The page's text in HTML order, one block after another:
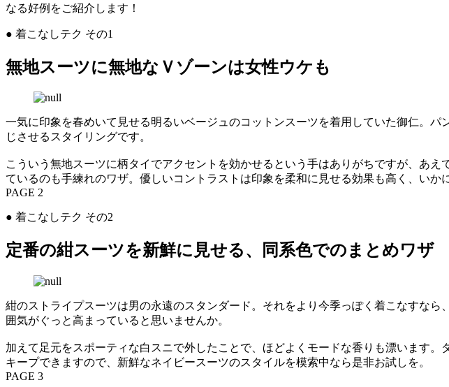
なる好例をご紹介します！
● 着こなしテク その1
無地スーツに無地なＶゾーンは女性ウケも
一気に印象を春めいて見せる明るいベージュのコットンスーツを着用していた御仁。
じさせるスタイリングです。
こういう無地スーツに柄タイでアクセントを効かせるという手はありがちですが、あ
ているのも手練れのワザ。優しいコントラストは印象を柔和に見せる効果も高く、いか
PAGE 2
● 着こなしテク その2
定番の紺スーツを新鮮に見せる、同系色でのまとめワザ
紺のストライプスーツは男の永遠のスタンダード。それをより今季っぽく着こなすな
囲気がぐっと高まっていると思いませんか。
加えて足元をスポーティな白スニで外したことで、ほどよくモードな香りも漂います
キープできますので、新鮮なネイビースーツのスタイルを模索中なら是非お試しを。
PAGE 3